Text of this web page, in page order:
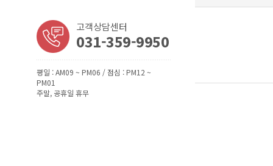
고객상담센터
031-359-9950
평일 : AM09 ~ PM06 / 점심 : PM12 ~
PM01
주말, 공휴일 휴무